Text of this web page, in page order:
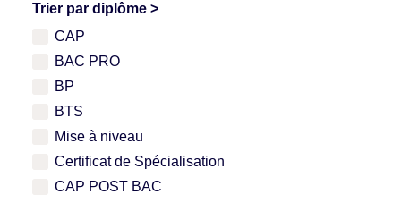
Trier par diplôme >
CAP
BAC PRO
BP
BTS
Mise à niveau
Certificat de Spécialisation
CAP POST BAC